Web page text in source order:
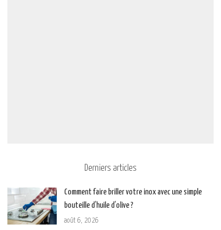
Derniers articles
Comment faire briller votre inox avec une simple
bouteille d’huile d’olive ?
août 6, 2026